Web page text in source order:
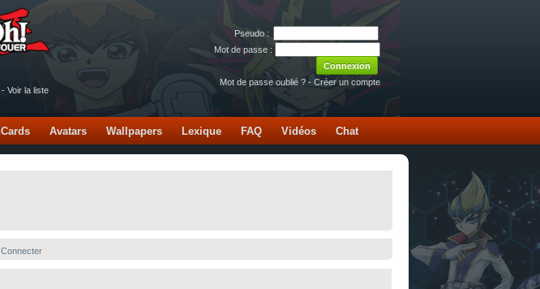
Pseudo :
Mot de passe :
Mot de passe oublié ? - Créer un compte
- Voir la liste
Avatars Wallpapers Lexique FAQ Vidéos Chat